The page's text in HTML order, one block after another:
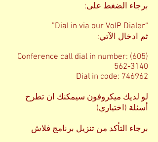
برجاء الضغط على:
“Dial in via our VoIP Dialer”
ثم ادخال الآتي:
Conference call dial in number: (605)
562-3140
Dial in code: 746962
لو لديك ميكروفون سيمكنك ان تطرح
أسئلة (اختياري)
برجاء التأكد من تنزيل برنامج فلاش